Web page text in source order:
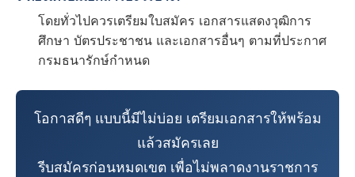
โดยทั่วไปควรเตรียมใบสมัคร เอกสารแสดงวุฒิการ
ศึกษา บัตรประชาชน และเอกสารอื่นๆ ตามที่ประกาศ
กรมธนารักษ์กำหนด
โอกาสดีๆ แบบนี้มีไม่บ่อย เตรียมเอกสารให้พร้อม
แล้วสมัครเลย
รีบสมัครก่อนหมดเขต เพื่อไม่พลาดงานราชการ